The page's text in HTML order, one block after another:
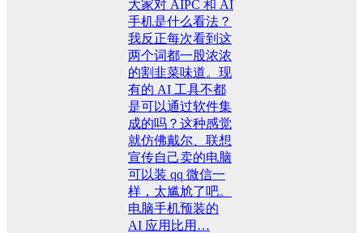
大家对 AIPC 和 AI
手机是什么看法？
我反正每次看到这
两个词都一股浓浓
的割韭菜味道。现
有的 AI 工具不都
是可以通过软件集
成的吗？这种感觉
就仿佛戴尔、联想
宣传自己卖的电脑
可以装 qq 微信一
样，太尴尬了吧。
电脑手机预装的
AI 应用比用…